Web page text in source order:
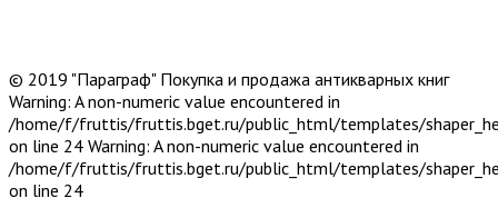
© 2019 "Параграф" Покупка и продажа антикварных книг
Warning: A non-numeric value encountered in
/home/f/fruttis/fruttis.bget.ru/public_html/templates/
on line 24 Warning: A non-numeric value encountered in
/home/f/fruttis/fruttis.bget.ru/public_html/templates/
on line 24